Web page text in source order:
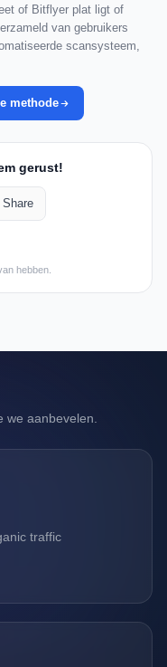
of Bitflyer plat ligt of
van gebruikers
scansysteem,
methode
gerust!
hebben.
we aanbevelen.
traffic